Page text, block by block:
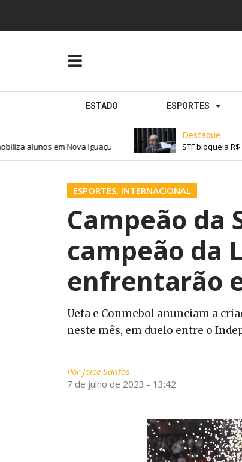
ESTADO ESPORTES
Destaque
STF bloqueia R$ 6
alunos em Nova Iguaçu
ESPORTES, INTERNACIONAL
Campeão da
campeão da
enfrentarão
Uefa e Conmebol anunciam a
neste mês, em duelo entre o
PorJoice Santos
7 de julho de 2023 - 13:42